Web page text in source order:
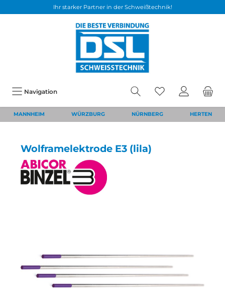
Ihr starker Partner in der Schweißtechnik!
Navigation
MANNHEIM WÜRZBURG NÜRNBERG HERTEN
Wolframelektrode E3 (lila)